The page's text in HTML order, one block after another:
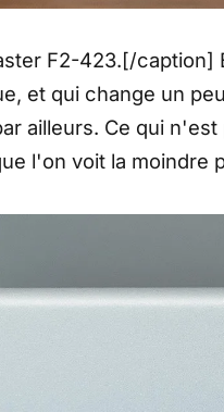
F2-423.[/
et qui change un
ailleurs. Ce qui
l'on voit la moindre